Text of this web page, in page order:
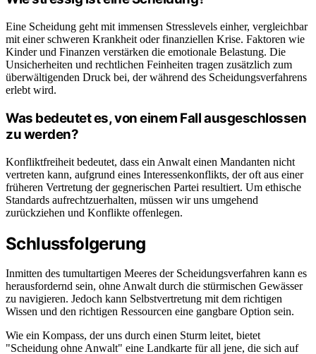
Eine Scheidung geht mit immensen Stresslevels einher, vergleichbar
mit einer schweren Krankheit oder finanziellen Krise. Faktoren wie
Kinder und Finanzen verstärken die emotionale Belastung. Die
Unsicherheiten und rechtlichen Feinheiten tragen zusätzlich zum
überwältigenden Druck bei, der während des Scheidungsverfahrens
erlebt wird.
Was bedeutet es, von einem Fall ausgeschlossen
zu werden?
Konfliktfreiheit bedeutet, dass ein Anwalt einen Mandanten nicht
vertreten kann, aufgrund eines Interessenkonflikts, der oft aus einer
früheren Vertretung der gegnerischen Partei resultiert. Um ethische
Standards aufrechtzuerhalten, müssen wir uns umgehend
zurückziehen und Konflikte offenlegen.
Schlussfolgerung
Inmitten des tumultartigen Meeres der Scheidungsverfahren kann es
herausfordernd sein, ohne Anwalt durch die stürmischen Gewässer
zu navigieren. Jedoch kann Selbstvertretung mit dem richtigen
Wissen und den richtigen Ressourcen eine gangbare Option sein.
Wie ein Kompass, der uns durch einen Sturm leitet, bietet
"Scheidung ohne Anwalt" eine Landkarte für all jene, die sich auf